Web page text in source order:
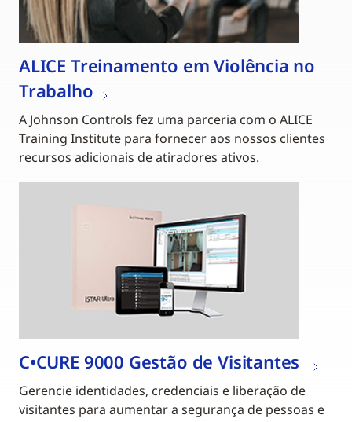
ALICE Treinamento em Violência no
Trabalho
A Johnson Controls fez uma parceria com o ALICE
Training Institute para fornecer aos nossos clientes
recursos adicionais de atiradores ativos.
C•CURE 9000 Gestão de Visitantes
Gerencie identidades, credenciais e liberação de
visitantes para aumentar a segurança de pessoas e